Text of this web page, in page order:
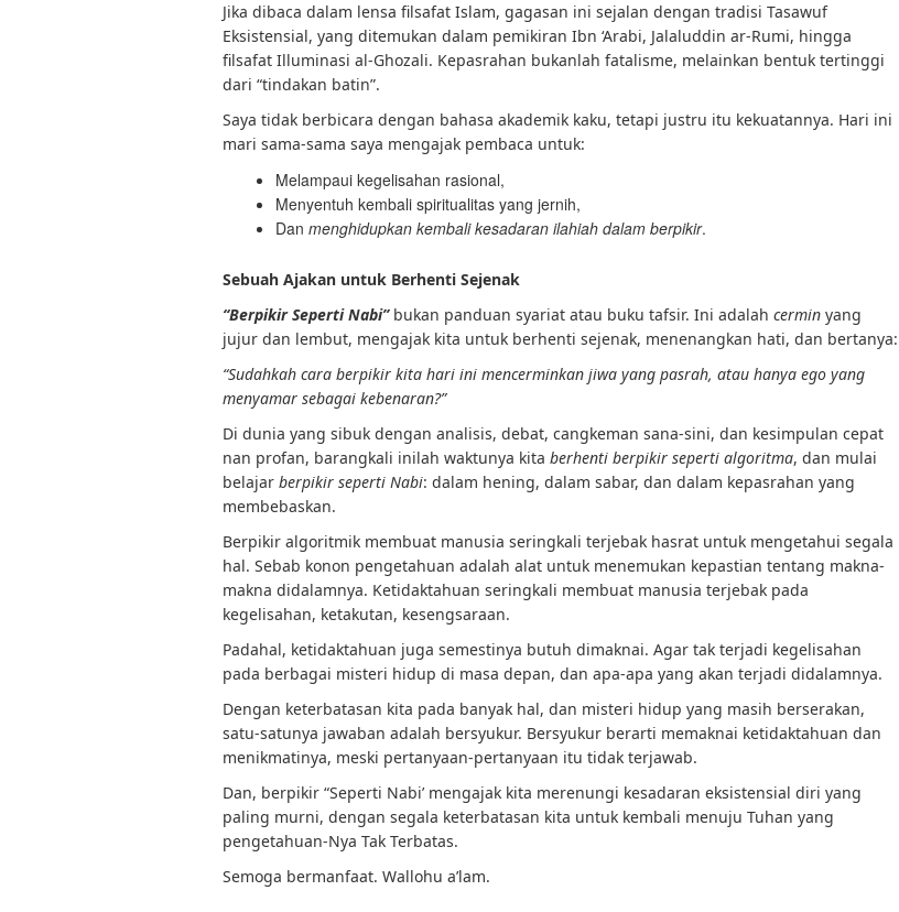
Jika dibaca dalam lensa filsafat Islam, gagasan ini sejalan dengan tradisi Tasawuf
Eksistensial, yang ditemukan dalam pemikiran Ibn ‘Arabi, Jalaluddin ar-Rumi, hingga
filsafat Illuminasi al-Ghozali. Kepasrahan bukanlah fatalisme, melainkan bentuk tertinggi
dari “tindakan batin”.
Saya tidak berbicara dengan bahasa akademik kaku, tetapi justru itu kekuatannya. Hari ini
mari sama-sama saya mengajak pembaca untuk:
Melampaui kegelisahan rasional,
Menyentuh kembali spiritualitas yang jernih,
Dan menghidupkan kembali kesadaran ilahiah dalam berpikir.
Sebuah Ajakan untuk Berhenti Sejenak
“Berpikir Seperti Nabi”bukan panduan syariat atau buku tafsir. Ini adalah cermin yang
jujur dan lembut, mengajak kita untuk berhenti sejenak, menenangkan hati, dan bertanya:
“Sudahkah cara berpikir kita hari ini mencerminkan jiwa yang pasrah, atau hanya ego yang
menyamar sebagai kebenaran?”
Di dunia yang sibuk dengan analisis, debat, cangkeman sana-sini, dan kesimpulan cepat
nan profan, barangkali inilah waktunya kita berhenti berpikir seperti algoritma, dan mulai
belajar berpikir seperti Nabi: dalam hening, dalam sabar, dan dalam kepasrahan yang
membebaskan.
Berpikir algoritmik membuat manusia seringkali terjebak hasrat untuk mengetahui segala
hal. Sebab konon pengetahuan adalah alat untuk menemukan kepastian tentang makna-
makna didalamnya. Ketidaktahuan seringkali membuat manusia terjebak pada
kegelisahan, ketakutan, kesengsaraan.
Padahal, ketidaktahuan juga semestinya butuh dimaknai. Agar tak terjadi kegelisahan
pada berbagai misteri hidup di masa depan, dan apa-apa yang akan terjadi didalamnya.
Dengan keterbatasan kita pada banyak hal, dan misteri hidup yang masih berserakan,
satu-satunya jawaban adalah bersyukur. Bersyukur berarti memaknai ketidaktahuan dan
menikmatinya, meski pertanyaan-pertanyaan itu tidak terjawab.
Dan, berpikir “Seperti Nabi’ mengajak kita merenungi kesadaran eksistensial diri yang
paling murni, dengan segala keterbatasan kita untuk kembali menuju Tuhan yang
pengetahuan-Nya Tak Terbatas.
Semoga bermanfaat. Wallohu a’lam.